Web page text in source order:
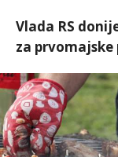
Vlada RS
za prvomajske